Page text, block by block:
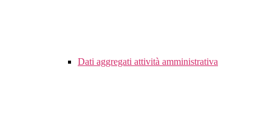
Dati aggregati attività amministrativa